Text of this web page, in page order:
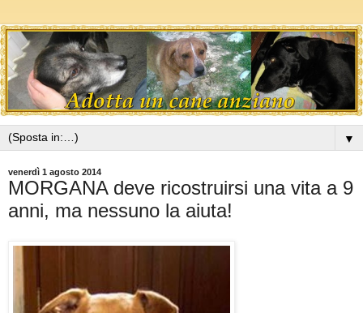
▼
venerdì 1 agosto 2014
MORGANA deve ricostruirsi una vita a 9
anni, ma nessuno la aiuta!